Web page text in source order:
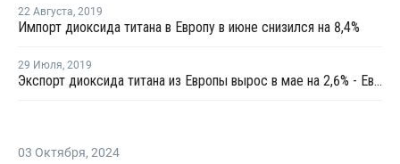
22 Августа, 2019
Импорт диоксида титана в Европу в июне снизился на 8,4%
29 Июля, 2019
Экспорт диоксида титана из Европы вырос в мае на 2,6% - Евростат
03 Октября, 2024